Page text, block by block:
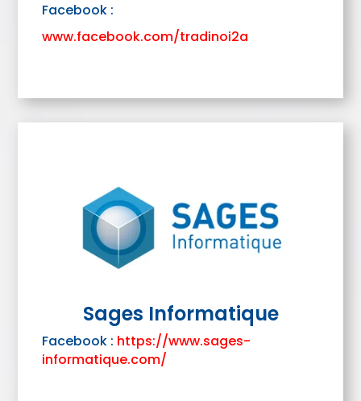
Facebook :
www.facebook.com/tradinoi2a
Sages Informatique
Facebook : https://www.sages-
informatique.com/